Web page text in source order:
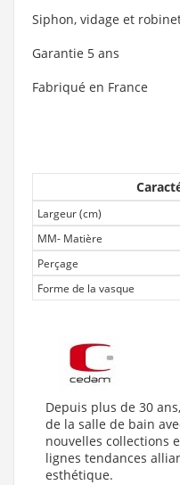
Siphon, vidage et
Garantie 5 ans
Fabriqué en France
Largeur (cm)
MM- Matière
Perçage
Forme de la vasque
Depuis plus de 30
de la salle de bain
nouvelles collections
lignes tendances
esthétique.